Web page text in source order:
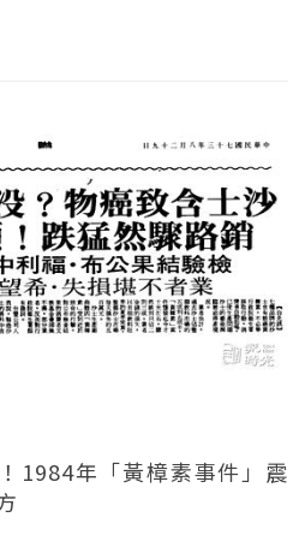
1984年「黃樟素事件」震